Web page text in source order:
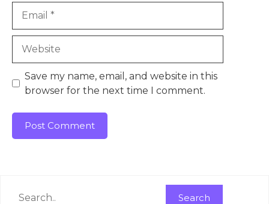
Save my name, email, and website in this
browser for the next time I comment.
Search